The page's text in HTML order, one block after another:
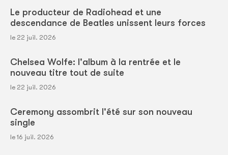
Le producteur de Radiohead et une
descendance de Beatles unissent leurs forces
le 22 juil. 2026
Chelsea Wolfe: l'album à la rentrée et le
nouveau titre tout de suite
le 22 juil. 2026
Ceremony assombrit l'été sur son nouveau
single
le 16 juil. 2026